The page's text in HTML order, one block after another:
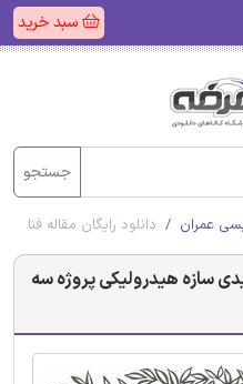
سبد خرید
جستجو
عمران دانلود رایگان مقاله
سازه هیدرولیکی پروژه سه